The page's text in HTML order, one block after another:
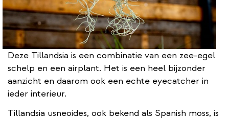
Deze Tillandsia is een combinatie van een zee-egel
schelp en een airplant. Het is een heel bijzonder
aanzicht en daarom ook een echte eyecatcher in
ieder interieur.
Tillandsia usneoides, ook bekend als Spanish moss, is